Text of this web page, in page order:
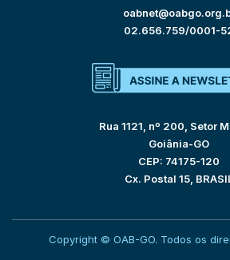
02.656.759/0001-
Rua 1121, nº 200, Setor
Goiânia-GO
CEP: 74175-120
Cx. Postal 15,
Copyright © OAB-GO. Todos os